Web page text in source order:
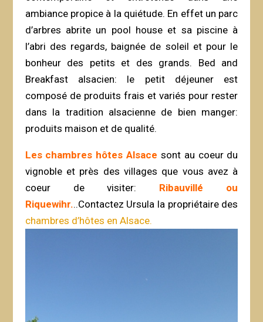
ambiance propice à la quiétude. En effet un parc
d’arbres abrite un pool house et sa piscine à
l’abri des regards, baignée de soleil et pour le
bonheur des petits et des grands. Bed and
Breakfast alsacien: le petit déjeuner est
composé de produits frais et variés pour rester
dans la tradition alsacienne de bien manger:
produits maison et de qualité.
Les chambres hôtes Alsace sont au coeur du
vignoble et près des villages que vous avez à
coeur de visiter: Ribauvillé ou
Riquewihr...Contactez Ursula la propriétaire des
chambres d’hôtes en Alsace.